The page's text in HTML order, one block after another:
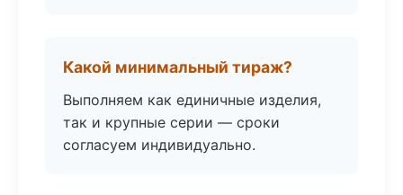
Какой минимальный тираж?
Выполняем как единичные изделия,
так и крупные серии — сроки
согласуем индивидуально.